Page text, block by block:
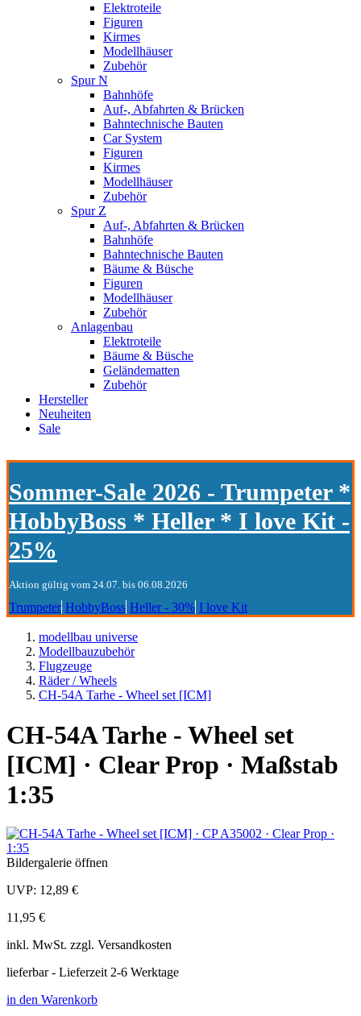
Elektroteile
Figuren
Kirmes
Modellhäuser
Zubehör
Spur N
Bahnhöfe
Auf-, Abfahrten & Brücken
Bahntechnische Bauten
Car System
Figuren
Kirmes
Modellhäuser
Zubehör
Spur Z
Auf-, Abfahrten & Brücken
Bahnhöfe
Bahntechnische Bauten
Bäume & Büsche
Figuren
Modellhäuser
Zubehör
Anlagenbau
Elektroteile
Bäume & Büsche
Geländematten
Zubehör
Hersteller
Neuheiten
Sale
Sommer-Sale 2026 - Trumpeter *
HobbyBoss * Heller * I love Kit -
25%
Aktion gültig vom 24.07. bis 06.08.2026
Trumpeter HobbyBoss Heller - 30% I love Kit
modellbau universe
Modellbauzubehör
Flugzeuge
Räder / Wheels
CH-54A Tarhe - Wheel set [ICM]
CH-54A Tarhe - Wheel set
[ICM] · Clear Prop · Maßstab
1:35
Bildergalerie öffnen
UVP: 12,89 €
11,95 €
inkl. MwSt. zzgl. Versandkosten
lieferbar - Lieferzeit 2-6 Werktage
in den Warenkorb